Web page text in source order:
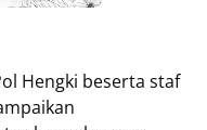
Hengki beserta staf